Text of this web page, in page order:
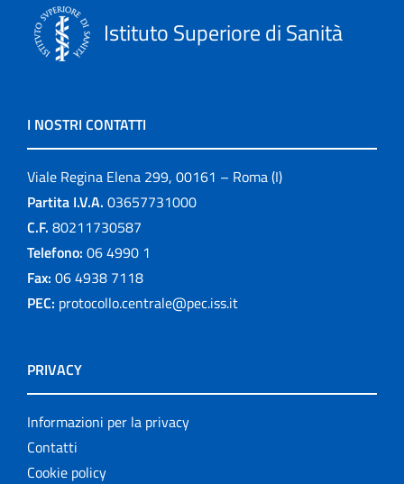
Istituto Superiore di Sanità
I NOSTRI CONTATTI
Viale Regina Elena 299, 00161 – Roma (I)
Partita I.V.A. 03657731000
C.F. 80211730587
Telefono: 06 4990 1
Fax: 06 4938 7118
PEC: protocollo.centrale@pec.iss.it
PRIVACY
Informazioni per la privacy
Contatti
Cookie policy